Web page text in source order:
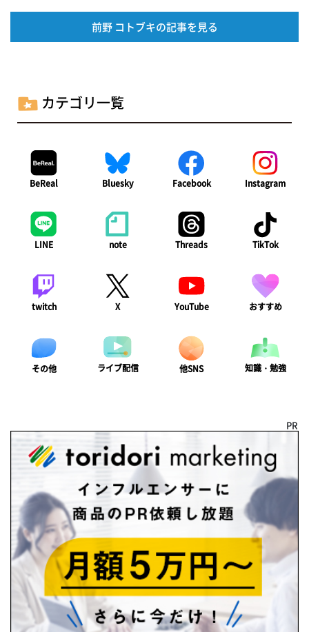
前野 コトブキの記事を見る
カテゴリ一覧
BeReal Bluesky Facebook Instagram
LINE note Threads TikTok
twitch X YouTube おすすめ
その他 ライブ配信 他SNS 知識・勉強
PR